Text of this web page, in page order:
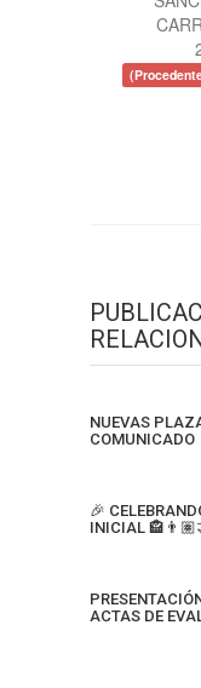
NUEVAS
COMUNICADO
🎉
INICIAL
ACTAS DE